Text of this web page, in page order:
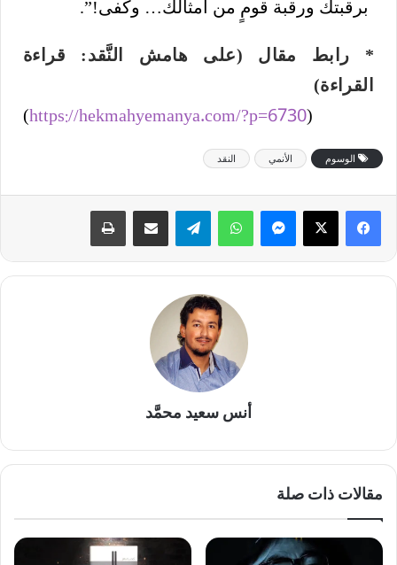
برقبتك ورقبة قومٍ من أمثالك… وكفى!”.
* رابط مقال (على هامش النَّقد: قراءة
القراءة)
(https://hekmahyemanya.com/?p=6730)
الوسوم الأنمي النقد
أنس سعيد محمَّد
مقالات ذات صلة